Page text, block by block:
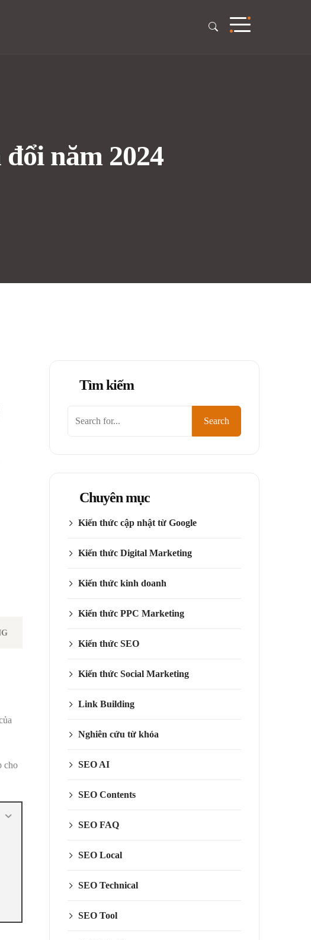
năm 2024
cho
Tìm kiếm
Search
Chuyên mục
Kiến thức cập nhật từ Google
Kiến thức Digital Marketing
Kiến thức kinh doanh
Kiến thức PPC Marketing
Kiến thức SEO
Kiến thức Social Marketing
Link Building
Nghiên cứu từ khóa
SEO AI
SEO Contents
SEO FAQ
SEO Local
SEO Technical
SEO Tool